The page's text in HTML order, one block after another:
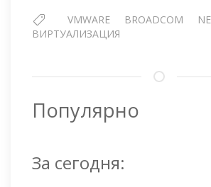
VMWARE BROADCOM
ВИРТУАЛИЗАЦИЯ
Популярно
За сегодня: